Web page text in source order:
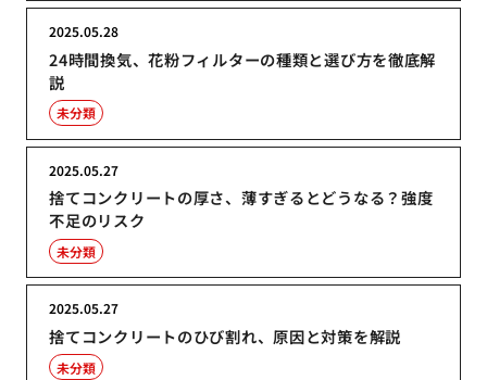
24時間換気、花粉フィルターの種類と選び方を徹底解
説
2025.05.28
未分類
捨てコンクリートの厚さ、薄すぎるとどうなる？強度
不足のリスク
2025.05.27
未分類
捨てコンクリートのひび割れ、原因と対策を解説
2025.05.27
未分類